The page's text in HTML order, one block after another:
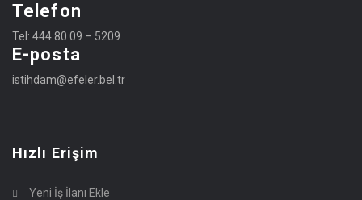
Telefon
Tel: 444 80 09 – 5209
E-posta
istihdam@efeler.bel.tr
Hızlı Erişim
Yeni İş İlanı Ekle